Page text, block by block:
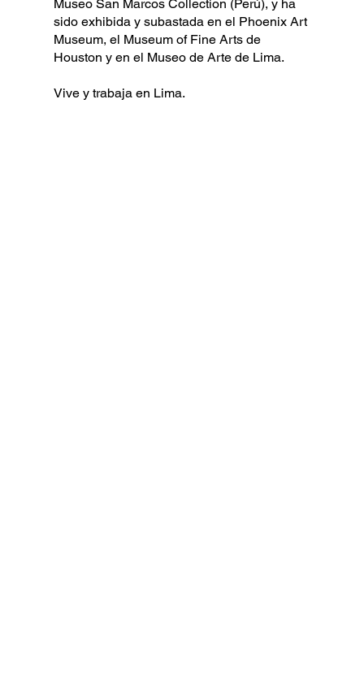
Museo San Marcos Collection (Perú), y ha
sido exhibida y subastada en el Phoenix Art
Museum, el Museum of Fine Arts de
Houston y en el Museo de Arte de Lima.
Vive y trabaja en Lima.